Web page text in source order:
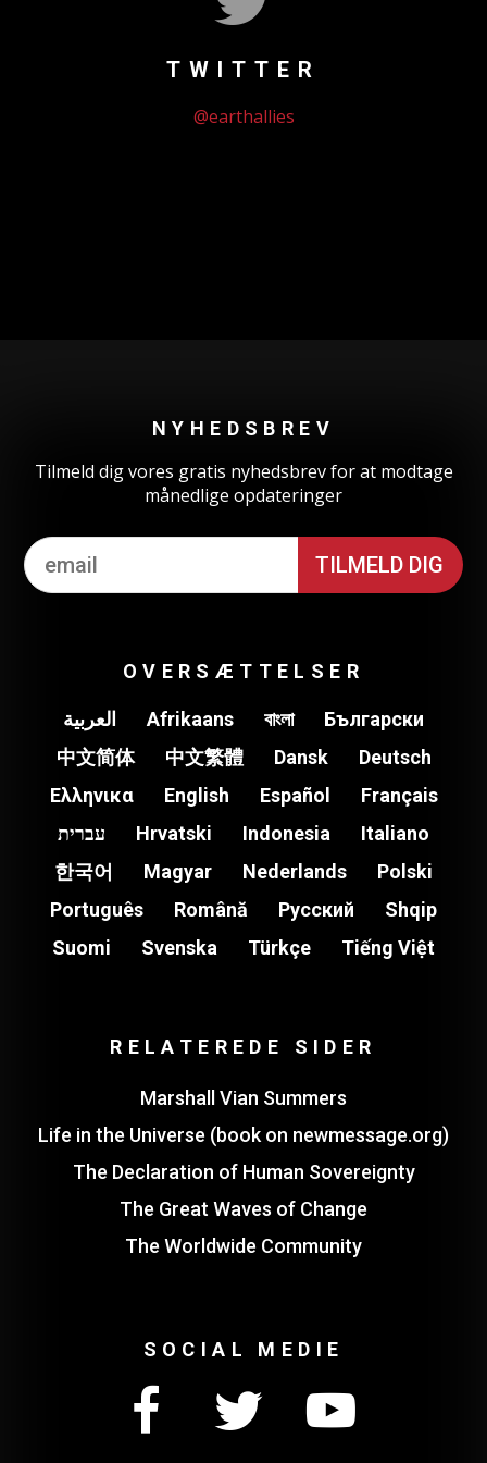
TWITTER
@earthallies
NYHEDSBREV
Tilmeld dig vores gratis nyhedsbrev for at modtage
månedlige opdateringer
OVERSÆTTELSER
العربية Afrikaans বাংলা
Български
中文简体
中文繁體 Dansk
Deutsch
Ελληνικα
English Español
Français
עברית
Hrvatski Indonesia
Italiano
한국어
Magyar Nederlands
Polski
Português
Română Pусский
Shqip
Suomi
Svenska Türkçe Tiếng Việt
RELATEREDE SIDER
Marshall Vian Summers
Life in the Universe (book on newmessage.org)
The Declaration of Human Sovereignty
The Great Waves of Change
The Worldwide Community
SOCIAL MEDIE